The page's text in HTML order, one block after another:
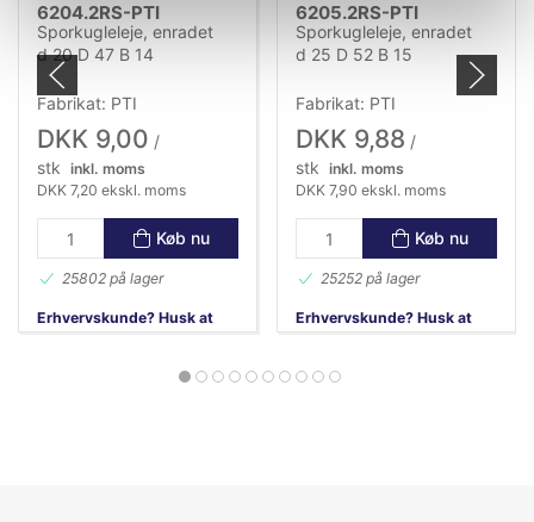
6204.2RS-PTI
Sporkugleleje, enradet
d 20 D 47 B 14
Fabrikat: PTI
DKK 9,00 /
stk inkl. moms
DKK 7,20 ekskl. moms
Køb nu
25802 på lager
Erhvervskunde? Husk at
6205.2RS-PTI
Sporkugleleje, enradet
d 25 D 52 B 15
Fabrikat: PTI
DKK 9,88 /
stk inkl. moms
DKK 7,90 ekskl. moms
Køb nu
25252 på lager
Erhvervskunde? Husk at